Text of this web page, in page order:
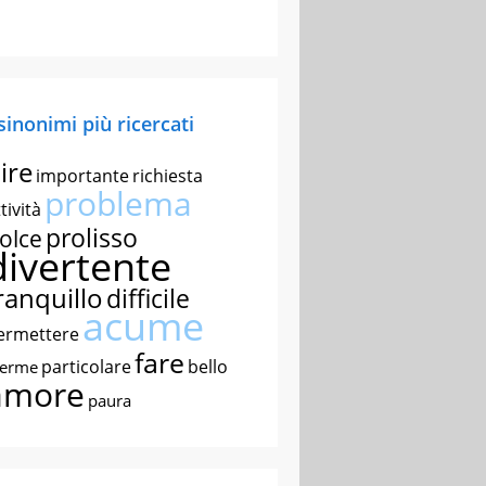
più ricercati
importanterichiesta
problema
prolisso
difficile
acume
particolarefare bello
paura